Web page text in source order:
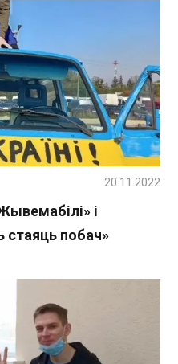
і
стаяць побач»
20.11.2022